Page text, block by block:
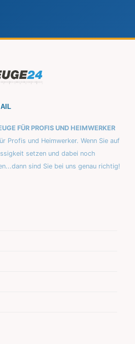
FÜR PROFIS UND HEIMWERKER
Profis und Heimwerker. Wenn Sie auf
setzen und dabei noch
sind Sie bei uns genau richtig!